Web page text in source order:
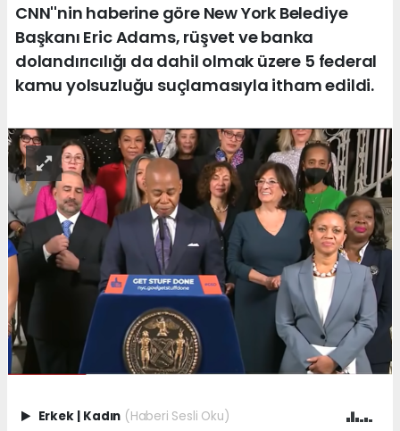
CNN''nin haberine göre New York Belediye
Başkanı Eric Adams, rüşvet ve banka
dolandırıcılığı da dahil olmak üzere 5 federal
kamu yolsuzluğu suçlamasıyla itham edildi.
Erkek | Kadın (Haberi Sesli Oku)